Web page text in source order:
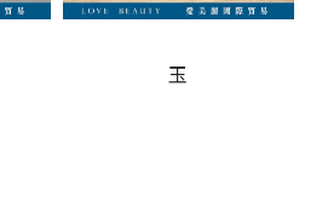
玉